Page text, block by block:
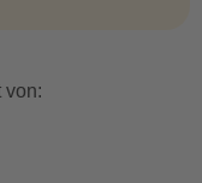
von: